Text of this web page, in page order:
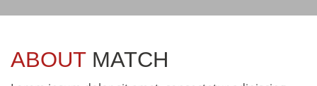
ABOUTMATCH